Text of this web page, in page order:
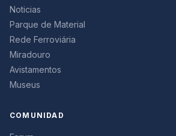
Noticias
Parque de Material
Rede Ferroviária
Miradouro
Avistamentos
Museus
COMUNIDAD